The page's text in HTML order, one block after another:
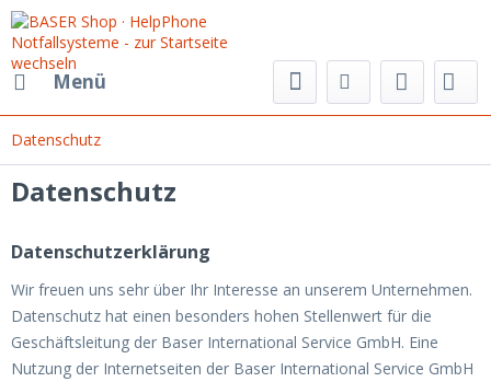
Menü
Datenschutz
Datenschutz
Datenschutzerklärung
Wir freuen uns sehr über Ihr Interesse an unserem Unternehmen.
Datenschutz hat einen besonders hohen Stellenwert für die
Geschäftsleitung der Baser International Service GmbH. Eine
Nutzung der Internetseiten der Baser International Service GmbH